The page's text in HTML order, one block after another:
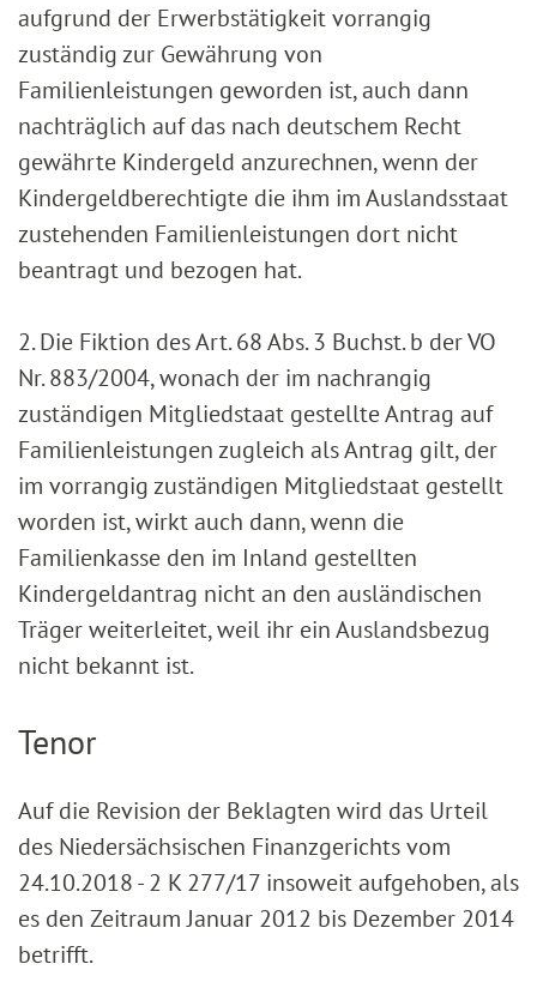
aufgrund der Erwerbstätigkeit vorrangig
zuständig zur Gewährung von
Familienleistungen geworden ist, auch dann
nachträglich auf das nach deutschem Recht
gewährte Kindergeld anzurechnen, wenn der
Kindergeldberechtigte die ihm im Auslandsstaat
zustehenden Familienleistungen dort nicht
beantragt und bezogen hat.
2. Die Fiktion des Art. 68 Abs. 3 Buchst. b der VO
Nr. 883/2004, wonach der im nachrangig
zuständigen Mitgliedstaat gestellte Antrag auf
Familienleistungen zugleich als Antrag gilt, der
im vorrangig zuständigen Mitgliedstaat gestellt
worden ist, wirkt auch dann, wenn die
Familienkasse den im Inland gestellten
Kindergeldantrag nicht an den ausländischen
Träger weiterleitet, weil ihr ein Auslandsbezug
nicht bekannt ist.
Tenor
Auf die Revision der Beklagten wird das Urteil
des Niedersächsischen Finanzgerichts vom
24.10.2018 - 2 K 277/17 insoweit aufgehoben, als
es den Zeitraum Januar 2012 bis Dezember 2014
betrifft.